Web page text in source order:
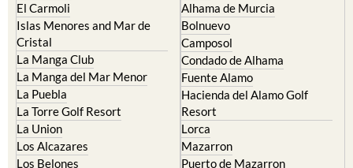
El Carmoli
Islas Menores and Mar de
Cristal
La Manga Club
La Manga del Mar Menor
La Puebla
La Torre Golf Resort
La Union
Los Alcazares
Los Belones
Alhama de Murcia
Bolnuevo
Camposol
Condado de Alhama
Fuente Alamo
Hacienda del Alamo Golf
Resort
Lorca
Mazarron
Puerto de Mazarron